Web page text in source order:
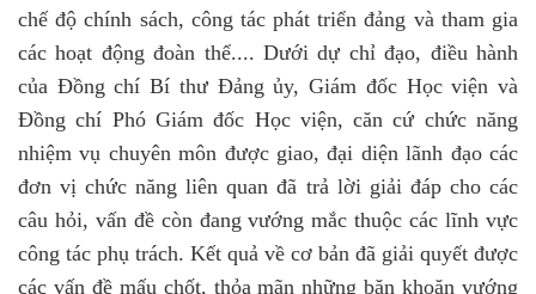
chế độ chính sách, công tác phát triển đảng và tham gia
các hoạt động đoàn thể.... Dưới dự chỉ đạo, điều hành
của Đồng chí Bí thư Đảng ủy, Giám đốc Học viện và
Đồng chí Phó Giám đốc Học viện, căn cứ chức năng
nhiệm vụ chuyên môn được giao, đại diện lãnh đạo các
đơn vị chức năng liên quan đã trả lời giải đáp cho các
câu hỏi, vấn đề còn đang vướng mắc thuộc các lĩnh vực
công tác phụ trách. Kết quả về cơ bản đã giải quyết được
các vấn đề mấu chốt, thỏa mãn những băn khoăn vướng